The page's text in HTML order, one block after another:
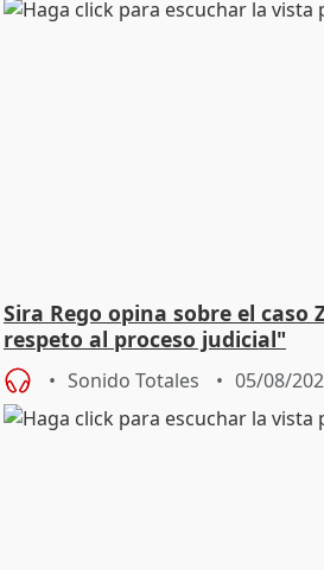
Sira Rego opina sobre el caso
respeto al proceso judicial"
Sonido Totales 05/08/